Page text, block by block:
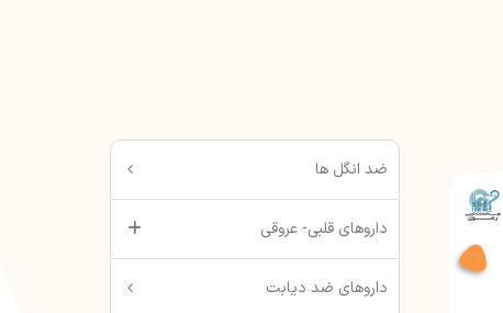
ضد انگل ها
داروهای قلبی- عروقی
داروهای ضد دیابت